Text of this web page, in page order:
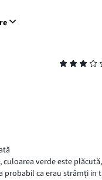
verde este
ca erau strâmți in